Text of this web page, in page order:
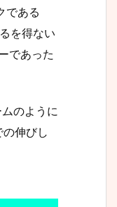
である
を得ない
であった
のように
伸びし